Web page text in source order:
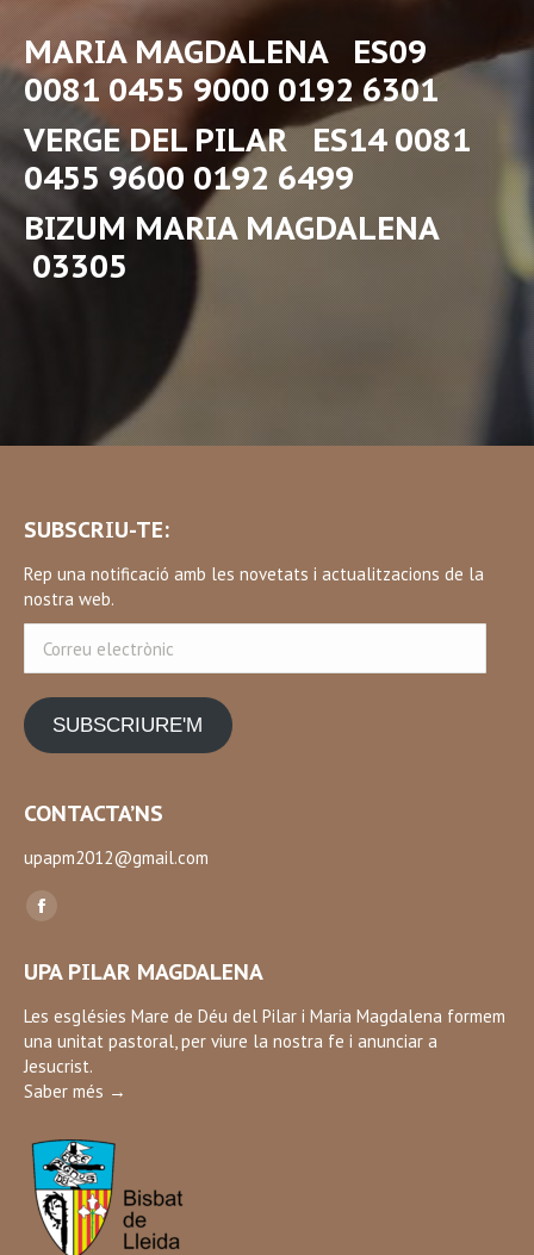
MARIA MAGDALENA ES09
0081 0455 9000 0192 6301
VERGE DEL PILAR ES14 0081
0455 9600 0192 6499
BIZUM MARIA MAGDALENA
03305
SUBSCRIU-TE:
Rep una notificació amb les novetats i actualitzacions de la
nostra web.
electrònic
SUBSCRIURE'M
CONTACTA’NS
upapm2012@gmail.com
Find us on:
Facebook
opens
in
new
window
UPA PILAR MAGDALENA
Les esglésies Mare de Déu del Pilar i Maria Magdalena formem
una unitat pastoral, per viure la nostra fe i anunciar a
Jesucrist.
Saber més →